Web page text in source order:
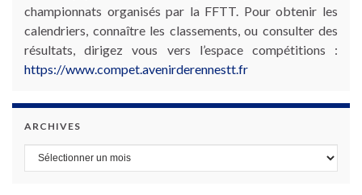
championnats organisés par la FFTT. Pour obtenir les
calendriers, connaître les classements, ou consulter des
résultats, dirigez vous vers l’espace compétitions :
https://www.compet.avenirderennestt.fr
ARCHIVES
Archives